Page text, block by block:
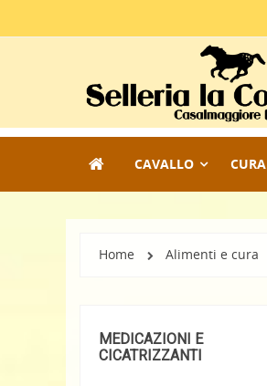
CAVALLO CURA
Home Alimenti e cura
MEDICAZIONI E
CICATRIZZANTI